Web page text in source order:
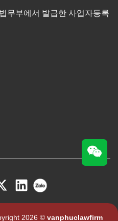
무부에서 발급한 사업자등록
2026 © vanphuclawfirm